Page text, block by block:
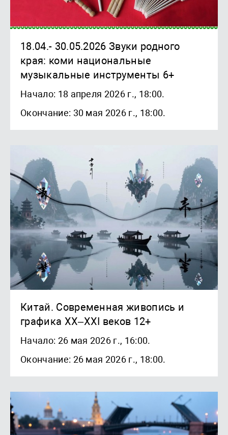
18.04.- 30.05.2026 Звуки родного
края: коми национальные
музыкальные инструменты 6+
Начало: 18 апреля 2026 г., 18:00.
Окончание: 30 мая 2026 г., 18:00.
Китай. Современная живопись и
графика XX–XXI веков 12+
Начало: 26 мая 2026 г., 16:00.
Окончание: 26 мая 2026 г., 18:00.